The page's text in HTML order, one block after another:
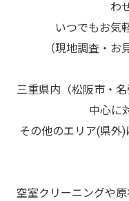
わ
いつでもお気
（現地調査・お
三重県内（松阪市・
中心に
その他のエリア(県外
空室クリーニングや